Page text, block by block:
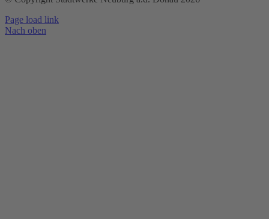
Page load link
Nach oben